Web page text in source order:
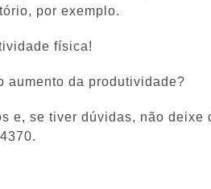
por exemplo.
física!
aumento da produtividade?
e, se tiver dúvidas, não deixe